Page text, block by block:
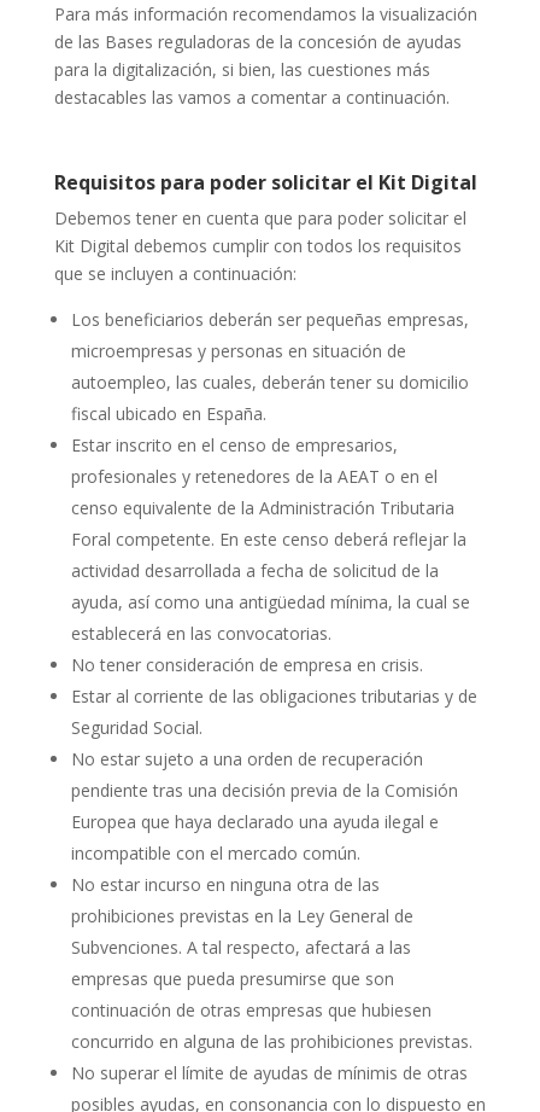
Para más información recomendamos la visualización
de las Bases reguladoras de la concesión de ayudas
para la digitalización, si bien, las cuestiones más
destacables las vamos a comentar a continuación.
Requisitos para poder solicitar el Kit Digital
Debemos tener en cuenta que para poder solicitar el
Kit Digital debemos cumplir con todos los requisitos
que se incluyen a continuación:
Los beneficiarios deberán ser pequeñas empresas,
microempresas y personas en situación de
autoempleo, las cuales, deberán tener su domicilio
fiscal ubicado en España.
Estar inscrito en el censo de empresarios,
profesionales y retenedores de la AEAT o en el
censo equivalente de la Administración Tributaria
Foral competente. En este censo deberá reflejar la
actividad desarrollada a fecha de solicitud de la
ayuda, así como una antigüedad mínima, la cual se
establecerá en las convocatorias.
No tener consideración de empresa en crisis.
Estar al corriente de las obligaciones tributarias y de
Seguridad Social.
No estar sujeto a una orden de recuperación
pendiente tras una decisión previa de la Comisión
Europea que haya declarado una ayuda ilegal e
incompatible con el mercado común.
No estar incurso en ninguna otra de las
prohibiciones previstas en la Ley General de
Subvenciones. A tal respecto, afectará a las
empresas que pueda presumirse que son
continuación de otras empresas que hubiesen
concurrido en alguna de las prohibiciones previstas.
No superar el límite de ayudas de mínimis de otras
posibles ayudas, en consonancia con lo dispuesto en